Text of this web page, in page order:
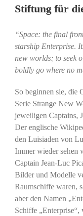
Stiftung für
“Space: the final
starship Enterprise.
new worlds; to seek
boldly go where no
So beginnen sie, die
Serie Strange New
jeweiligen Captains,
Der englische
den Luisiaden von
Immer wieder sehen
Captain Jean-Luc
Bilder und Modelle
Raumschiffe waren,
aber den Namen
Schiffe